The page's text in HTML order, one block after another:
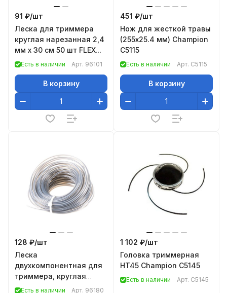
91 ₽/шт
Леска для триммера
круглая нарезанная 2,4
мм х 30 см 50 шт FLEX
CORD// Denzel
Есть в наличии Арт. 96101
В корзину
451 ₽/шт
Нож для жесткой травы
(255х25.4 мм) Champion
C5115
Есть в наличии Арт. C5115
В корзину
128 ₽/шт
Леска
двухкомпонентная для
триммера, круглая
2,4мм х 15м, EXTRA
Есть в наличии Арт. 96180
1 102 ₽/шт
Головка триммерная
HT45 Champion C5145
Есть в наличии Арт. C5145